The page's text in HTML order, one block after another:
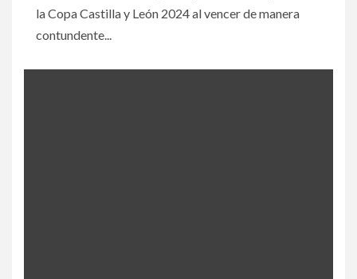
la Copa Castilla y León 2024 al vencer de manera
contundente...